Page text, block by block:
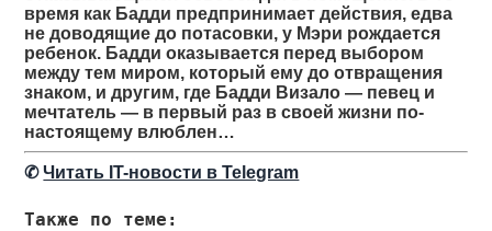
время как Бадди предпринимает действия, едва
не доводящие до потасовки, у Мэри рождается
ребенок. Бадди оказывается перед выбором
между тем миром, который ему до отвращения
знаком, и другим, где Бадди Визало — певец и
мечтатель — в первый раз в своей жизни по-
настоящему влюблен…
✆Читать IT-новости в Telegram
Также по теме: